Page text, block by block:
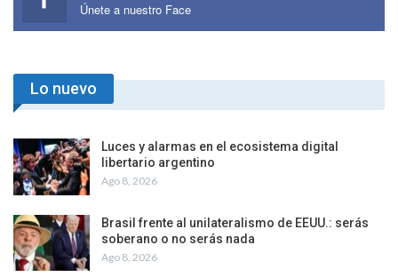
Únete a nuestro Face
Lo nuevo
Luces y alarmas en el ecosistema digital
libertario argentino
Ago 8, 2026
Brasil frente al unilateralismo de EEUU.: serás
soberano o no serás nada
Ago 8, 2026